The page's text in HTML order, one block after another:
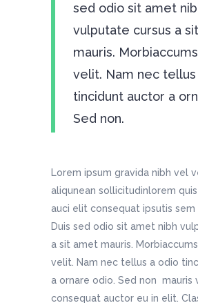
sed odio sit amet
vulputate cursus a
mauris.
velit. Nam nec tellus
tincidunt auctor a
Sed non.
Lorem ipsum gravida nibh vel
aliqunean sollicitudinlorem
auci elit consequat ipsutis sem
Duis sed odio sit amet nibh
a sit amet mauris.
velit. Nam nec tellus a odio
a ornare odio. Sed non mauris
consequat auctor eu in elit.